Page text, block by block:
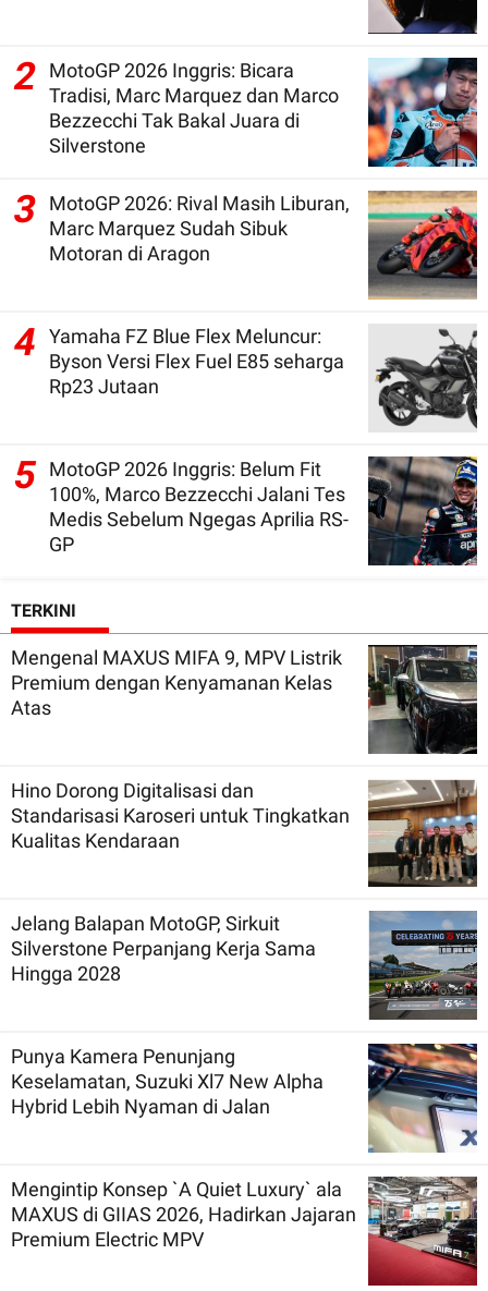
2
MotoGP 2026 Inggris: Bicara
Tradisi, Marc Marquez dan Marco
Bezzecchi Tak Bakal Juara di
Silverstone
3
MotoGP 2026: Rival Masih Liburan,
Marc Marquez Sudah Sibuk
Motoran di Aragon
4
Yamaha FZ Blue Flex Meluncur:
Byson Versi Flex Fuel E85 seharga
Rp23 Jutaan
5 MotoGP 2026 Inggris: Belum Fit
100%, Marco Bezzecchi Jalani Tes
Medis Sebelum Ngegas Aprilia RS-
GP
TERKINI
Mengenal MAXUS MIFA 9, MPV Listrik
Premium dengan Kenyamanan Kelas
Atas
Hino Dorong Digitalisasi dan
Standarisasi Karoseri untuk Tingkatkan
Kualitas Kendaraan
Jelang Balapan MotoGP, Sirkuit
Silverstone Perpanjang Kerja Sama
Hingga 2028
Punya Kamera Penunjang
Keselamatan, Suzuki Xl7 New Alpha
Hybrid Lebih Nyaman di Jalan
Mengintip Konsep `A Quiet Luxury` ala
MAXUS di GIIAS 2026, Hadirkan Jajaran
Premium Electric MPV